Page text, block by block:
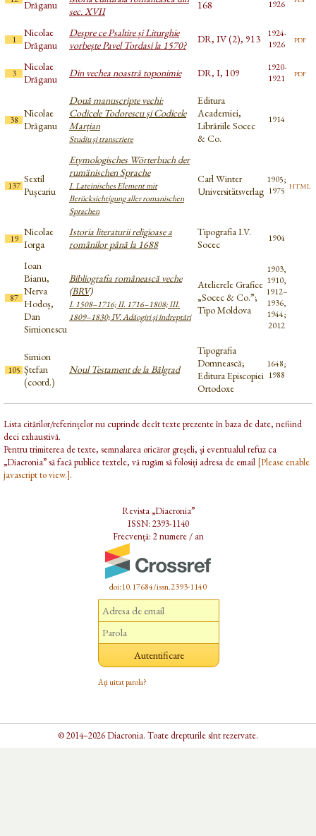
Drăganu
sec. XVII
168
1926
1
Nicolae
Drăganu
Despre ce Psaltire și Liturghie
vorbește Pavel Tordasi la 1570?
DR, IV (2), 913
1924-
1926
pdf
3
Nicolae
Drăganu
Din vechea noastră toponimie DR, I, 109
1920-
1921
pdf
38
Nicolae
Drăganu
Două manuscripte vechi:
Codicele Todorescu și Codicele
Marțian
Studiu și transcriere
Editura
Academiei,
Librăriile Socec
& Co.
1914
137
Sextil
Pușcariu
Etymologisches Wörterbuch der
rumänischen Sprache
I. Lateinisches Element mit
Berücksichtigung aller romanischen
Sprachen
Carl Winter
Universitätsverlag
1905;
1975 html
19
Nicolae
Iorga
Istoria literaturii religioase a
românilor până la 1688
Tipografia I.V.
Socec
1904
87
Ioan
Bianu,
Nerva
Hodoș,
Dan
Simionescu
Bibliografia românească veche
(BRV)
I. 1508–1716; II. 1716–1808; III.
1809–1830; IV. Adăogiri și îndreptări
Atelierele Grafice
„Socec & Co.”;
Tipo Moldova
1903,
1910,
1912–
1936,
1944;
2012
105
Simion
Ștefan
(coord.)
Noul Testament de la Bălgrad
Tipografia
Domnească;
Editura Episcopiei
Ortodoxe
1648;
1988
Lista citărilor/referințelor nu cuprinde decît texte prezente în baza de date, nefiind
deci exhaustivă.
Pentru trimiterea de texte, semnalarea oricăror greșeli, și eventualul refuz ca
„Diacronia” să facă publice textele, vă rugăm să folosiți adresa de email [Please enable
javascript to view.].
Revista „Diacronia”
ISSN: 2393-1140
Frecvență: 2 numere / an
doi:10.17684/issn.2393-1140
Ați uitat parola?
© 2014–2026 Diacronia. Toate drepturile sînt rezervate.